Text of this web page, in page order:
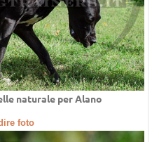
naturale per Alano
foto